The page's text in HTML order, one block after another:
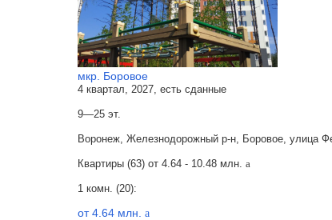
мкр. Боровое
4 квартал, 2027, есть сданные
9—25 эт.
Воронеж, Железнодорожный р-н, Боровое, улица
Квартиры (63) от 4.64 - 10.48 млн. a
1 комн. (20):
от 4.64 млн. a